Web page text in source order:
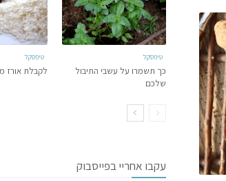
טיפסקל
כך תשמרו על עשבי התיבול
שלכם
טיפסקל
לקבלת אורז
עקבו אחריי בפייסבוק